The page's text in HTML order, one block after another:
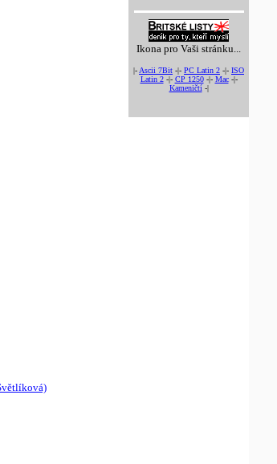
Ikona pro Vaši stránku...
|- Ascii 7Bit -|- PC Latin 2 -|- ISO
Latin 2-|- CP 1250-|- Mac-|-
Kameničtí-|